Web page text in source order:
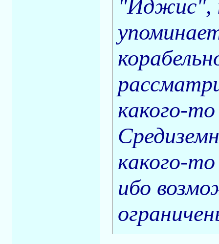
"Иджис",
какого-
какого-
ибо